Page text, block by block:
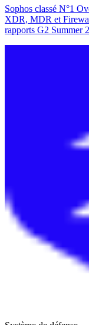
Sophos classé N°1
XDR, MDR et
rapports G2 Summer